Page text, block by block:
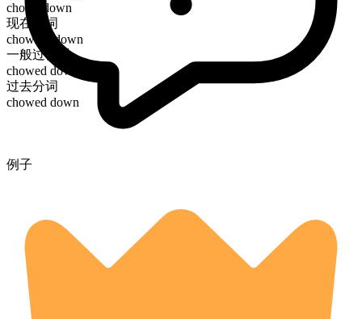
chows down
现在分词
chowing down
一般过去时
chowed down
过去分词
chowed down
例子